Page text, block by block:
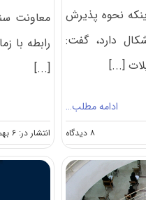
نحوه پذیرش
دارد، گفت:
[...]
ادامه مطلب…
۸ دیدگاه
انتقاد
سرپرست
دانشگاه
تهران
معاونت
رابطه با
[...]
انتشار در: ۶ بهمن, ۱۳۹۳